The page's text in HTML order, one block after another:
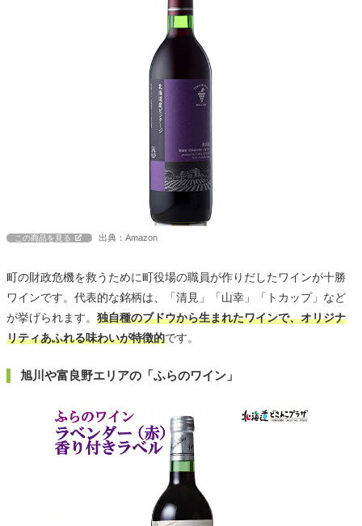
この商品を見る 出典：Amazon
町の財政危機を救うために町役場の職員が作りだしたワインが十勝
ワインです。代表的な銘柄は、「清見」「山幸」「トカップ」など
が挙げられます。 独自種のブドウから生まれたワインで、オリジナ
リティあふれる味わいが特徴的です。
旭川や富良野エリアの「ふらのワイン」